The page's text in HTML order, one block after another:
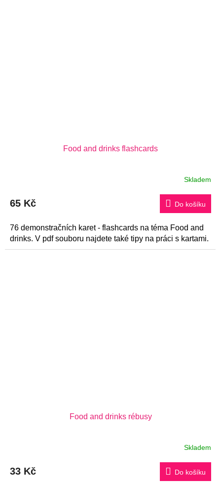
Food and drinks flashcards
Skladem
65 Kč Do košíku
76 demonstračních karet - flashcards na téma Food and
drinks. V pdf souboru najdete také tipy na práci s kartami.
Food and drinks rébusy
Skladem
33 Kč Do košíku